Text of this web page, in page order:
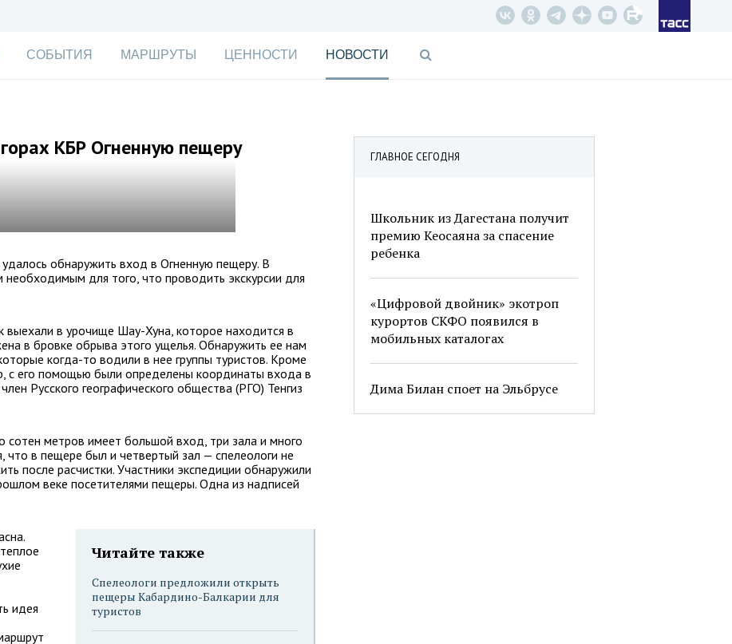
СОБЫТИЯ МАРШРУТЫ ЦЕННОСТИ НОВОСТИ
ГЛАВНОЕ СЕГОДНЯ
Школьник из Дагестана получит
премию Кеосаяна за спасение
ребенка
«Цифровой двойник» экотроп
курортов СКФО появился в
мобильных каталогах
Дима Билан споет на Эльбрусе
КБР Огненную пещеру
обнаружить вход в Огненную пещеру. В
для того, что проводить экскурсии для
выехали в урочище Шау-Хуна, которое находится в
в бровке обрыва этого ущелья. Обнаружить ее нам
когда-то водили в нее группы туристов. Кроме
с его помощью были определены координаты входа в
Русского географического общества (РГО) Тенгиз
сотен метров имеет большой вход, три зала и много
что в пещере был и четвертый зал — спелеологи не
после расчистки. Участники экспедиции обнаружили
веке посетителями пещеры. Одна из надписей
Читайте также
Спелеологи предложили открыть
пещеры Кабардино-Балкарии для
туристов
идея